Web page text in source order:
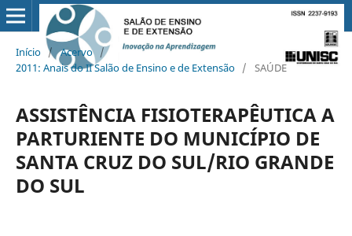
Início / Acervo /
2011: Anais do II Salão de Ensino e de Extensão / SAÚDE
ASSISTÊNCIA FISIOTERAPÊUTICA A
PARTURIENTE DO MUNICÍPIO DE
SANTA CRUZ DO SUL/RIO GRANDE
DO SUL